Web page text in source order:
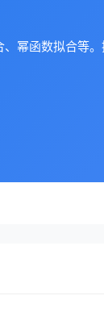
幂函数拟合等